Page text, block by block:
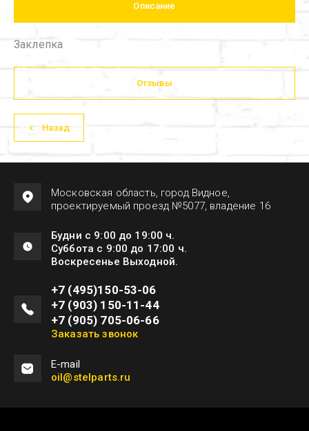
Описание
Заклепка
Отзывы
Назад
Московская область, город Видное,
проектируемый проезд №5077, владение 16
Будни с 9:00 до 19:00 ч.
Суббота с 9:00 до 17:00 ч.
Воскресенье Выходной.
+7 (495)150-53-06
+7 (903) 150-11-44
+7 (905) 705-06-66
Заказать звонок
Е-mail
oil@stelparts.ru